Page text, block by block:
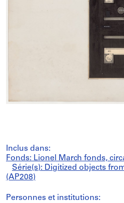
Inclus dans:
Fonds: Lionel March fonds,
Série(s): Digitized objects
(AP208)
Personnes et institutions: